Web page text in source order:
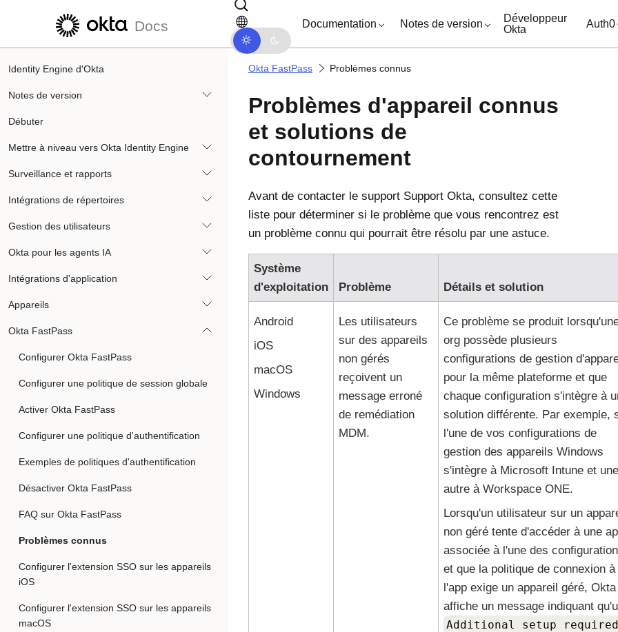
Passer au contenu principal Passer à la navigation dans les documents
Docs Documentation Notes de version
Développeur
Okta
Auth0
Identity Engine d'Okta
Notes de version
Débuter
Mettre à niveau vers Okta Identity Engine
Surveillance et rapports
Intégrations de répertoires
Gestion des utilisateurs
Okta pour les agents IA
Intégrations d'application
Appareils
Okta FastPass
Configurer Okta FastPass
Configurer une politique de session globale
Activer Okta FastPass
Configurer une politique d'authentification
Exemples de politiques d'authentification
Désactiver Okta FastPass
FAQ sur Okta FastPass
Problèmes connus
Configurer l'extension SSO sur les appareils
iOS
Configurer l'extension SSO sur les appareils
macOS
Okta FastPass Problèmes connus
Problèmes d'appareil connus
et solutions de
contournement
Avant de contacter le support Support Okta, consultez cette
liste pour déterminer si le problème que vous rencontrez est
un problème connu qui pourrait être résolu par une astuce.
Système
d'exploitation
Problème Détails et solution
Android
iOS
macOS
Windows
Les utilisateurs
sur des appareils
non gérés
reçoivent un
message erroné
de remédiation
MDM.
Ce problème se produit
org possède plusieurs
configurations de gestion
pour la même plateforme et que
chaque configuration s'intègre à
solution différente. Par exemple,
l'une de vos configurations de
gestion des appareils Windows
s'intègre à Microsoft Intuneet une
autre à Workspace ONE.
Lorsqu'un utilisateur sur un
non géré tente d'accéder à une
associée à l'une des
et que la politique de connexion à
l'app exige un appareil géré, Okta
affiche un message indiquant
Additional setup required